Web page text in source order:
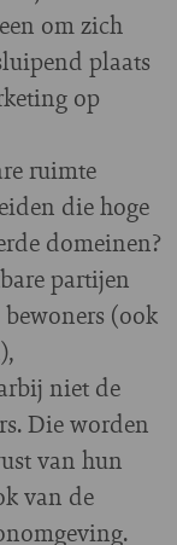
om zich
plaats
op
ruimte
die hoge
domeinen?
partijen
(ook
niet de
Die worden
van hun
van de